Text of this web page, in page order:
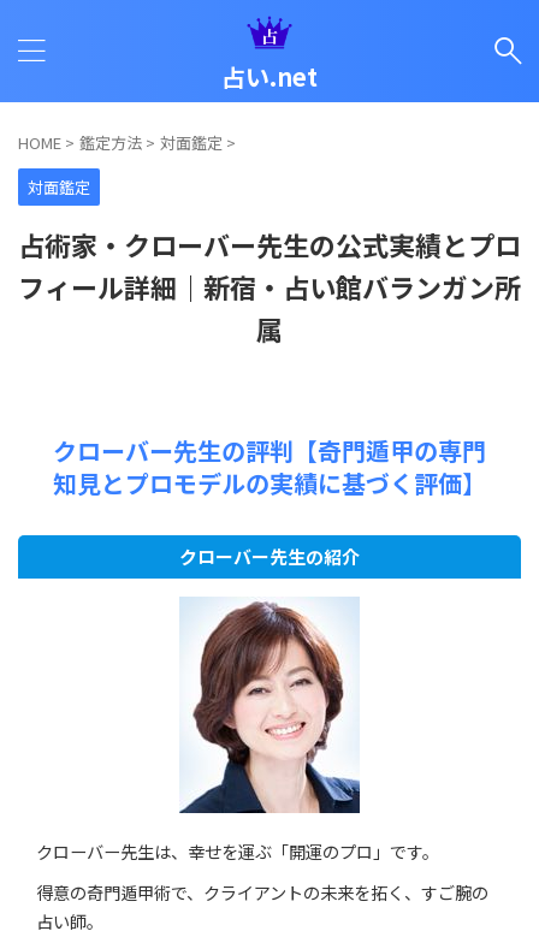
占い.net
HOME > 鑑定方法 > 対面鑑定 >
対面鑑定
占術家・クローバー先生の公式実績とプロ
フィール詳細｜新宿・占い館バランガン所
属
クローバー先生の評判【奇門遁甲の専門
知見とプロモデルの実績に基づく評価】
クローバー先生の紹介
クローバー先生は、幸せを運ぶ「開運のプロ」です。
得意の奇門遁甲術で、クライアントの未来を拓く、すご腕の
占い師。